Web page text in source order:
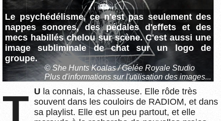
Le psychédélisme, ce n'est pas seulement des
nappes sonores, des pédales d'effets et des
mecs habillés chelou sur scène. C'est aussi une
image subliminale de chat sur un logo de
groupe.
© She Hunts Koalas / Gelée Royale Studio
Plus d'informations sur l'utilisation des images...
TU la connais, la chasseuse. Elle rôde très
souvent dans les couloirs de RADIOM, et dans
sa playlist. Elle est un peu partout, et elle